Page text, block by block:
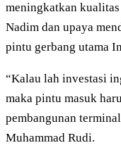
meningkatkan
Nadim dan upaya
pintu gerbang utama
“Kalau lah investasi
maka pintu masuk
pembangunan
Muhammad Rudi.